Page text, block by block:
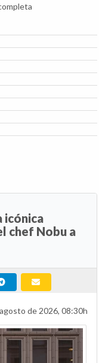
icónica
chef Nobu a
de 2026, 08:30h